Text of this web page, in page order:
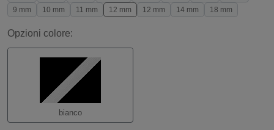
9 mm
10 mm 11 mm 12 mm 12 mm 14 mm 18 mm
Opzioni colore:
bianco